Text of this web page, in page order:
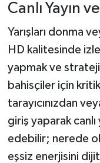
Canlı Yayın
Yarışları donma
HD kalitesinde
yapmak ve
bahisçiler için
tarayıcınızdan
giriş yaparak canlı
edebilir; nerede
eşsiz enerjisini